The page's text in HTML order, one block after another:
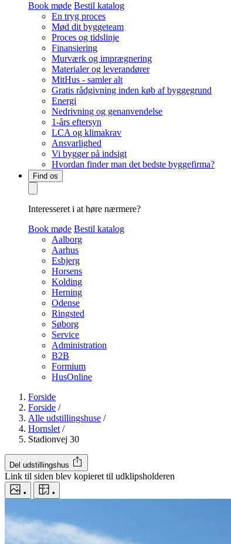
Book møde Bestil katalog
En tryg proces
Mød dit byggeteam
Proces og tidslinje
Finansiering
Murværk og imprægnering
Materialer og leverandører
MitHus - samler alt
Gratis rådgivning inden køb af byggegrund
Energi
Nedrivning og genanvendelse
1-års eftersyn
LCA og klimakrav
Ansvarlighed
Vi bygger på indsigt
Hvordan finder man det bedste byggefirma?
Find os
Interesseret i at høre nærmere?
Book møde Bestil katalog
Aalborg
Aarhus
Esbjerg
Horsens
Kolding
Herning
Odense
Ringsted
Søborg
Service
Administration
B2B
Formium
HusOnline
Forside
Forside /
Alle udstillingshuse /
Hornslet /
Stadionvej 30
Del udstillingshus
Link til siden blev kopieret til udklipsholderen
• •